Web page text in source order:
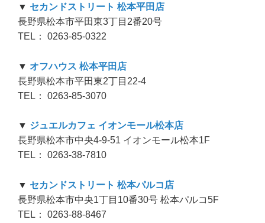
▼ セカンドストリート 松本平田店
長野県松本市平田東3丁目2番20号
TEL： 0263-85-0322
▼ オフハウス 松本平田店
長野県松本市平田東2丁目22-4
TEL： 0263-85-3070
▼ ジュエルカフェ イオンモール松本店
長野県松本市中央4-9-51 イオンモール松本1F
TEL： 0263-38-7810
▼ セカンドストリート 松本パルコ店
長野県松本市中央1丁目10番30号 松本パルコ5F
TEL： 0263-88-8467